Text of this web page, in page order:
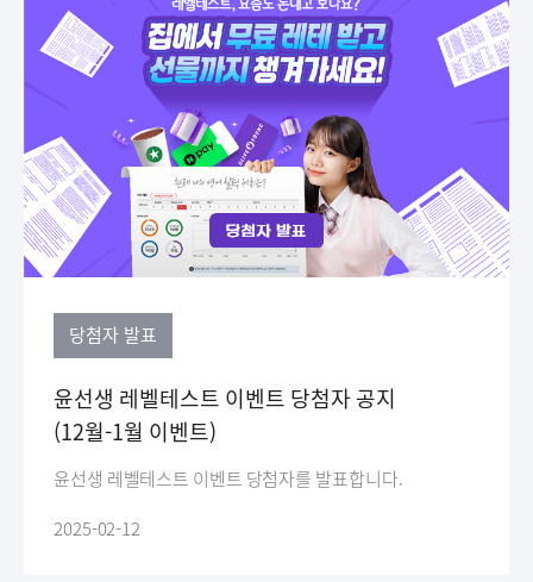
당첨자 발표
윤선생 레벨테스트 이벤트 당첨자 공지
(12월-1월 이벤트)
윤선생 레벨테스트 이벤트 당첨자를 발표합니다.
2025-02-12